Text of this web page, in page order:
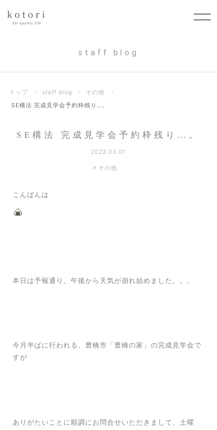
staff blog
トップ › staff blog › その他
›
SE構法 完成見学会予約枠残り…。
SE構法 完成見学会予約枠残り…。
2022.03.01
その他
こんばんは
本日は予報通り、午後から天気が崩れ始めました。。。
今月半ばに行われる、豊橋市「豊橋の家」の完成見学会で
すが
ありがたいことに順調にお問合せいただきまして、土曜